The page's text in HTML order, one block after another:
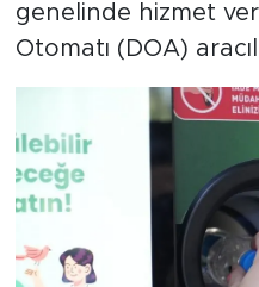
genelinde hizmet
Otomatı (DOA)